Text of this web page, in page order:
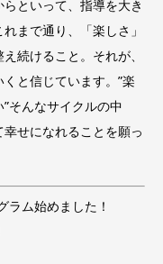
といって、指導を大き
まで通り、「楽しさ」
続けること。それが、
と信じています。”楽
そんなサイクルの中
せになれることを願っ
ム始めました！